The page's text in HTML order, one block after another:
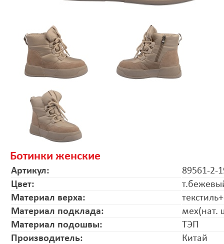
Ботинки женские
Артикул:
89561-2-
Цвет:
Материал верха:
Материал подклада:
мех(нат.
Материал подошвы:
ТЭП
Производитель:
Китай